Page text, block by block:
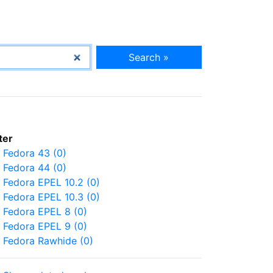
Search »
Fedora 43 (0)
Fedora 44 (0)
Fedora EPEL 10.2 (0)
Fedora EPEL 10.3 (0)
Fedora EPEL 8 (0)
Fedora EPEL 9 (0)
Fedora Rawhide (0)